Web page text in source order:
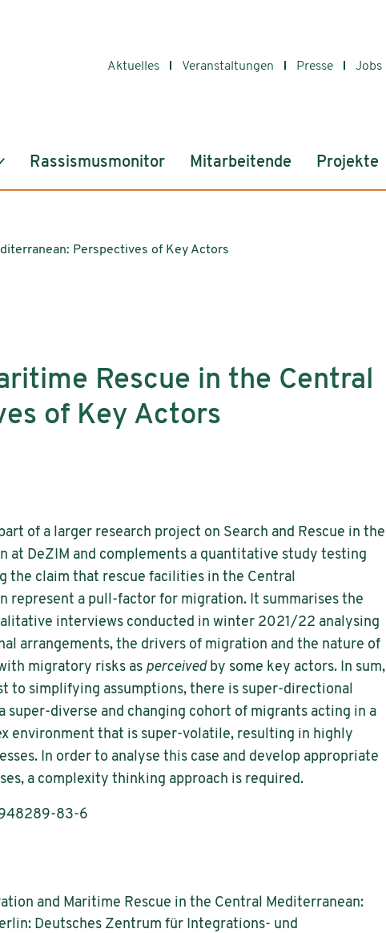
Aktuelles Veranstaltungen Presse Jobs
Rassismusmonitor Mitarbeitende Projekte
Perspectives of Key Actors
Rescue in the Central
of Key Actors
of a larger research project on Search and Rescue in the
at DeZIM and complements a quantitative study testing
the claim that rescue facilities in the Central
represent a pull-factor for migration. It summarises the
interviews conducted in winter 2021/22 analysing
arrangements, the drivers of migration and the nature of
migratory risks as perceivedby some key actors. In sum,
to simplifying assumptions, there is super-directional
super-diverse and changing cohort of migrants acting in a
environment that is super-volatile, resulting in highly
In order to analyse this case and develop appropriate
a complexity thinking approach is required.
83-6
and Maritime Rescue in the Central Mediterranean:
Deutsches Zentrum für Integrations- und